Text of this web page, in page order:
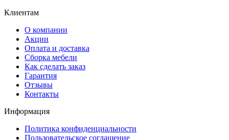
Клиентам
О компании
Акции
Оплата и доставка
Сборка мебели
Как сделать заказ
Гарантия
Отзывы
Контакты
Информация
Политика конфиденциальности
Пользовательское соглашение